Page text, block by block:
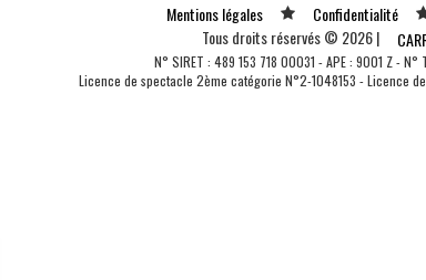
Mentions légales Confidentialité
Tous droits réservés © 2026 |
N° SIRET : 489 153 718 00031 - APE : 9001 Z - N°
Licence de spectacle 2ème catégorie N°2-1048153 - Licence